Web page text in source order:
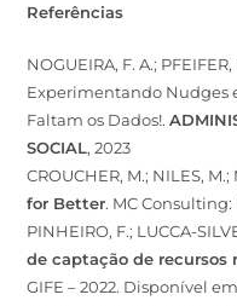
Referências
NOGUEIRA, F. A.; PFEIFER,
Experimentando Nudges
Faltam os Dados!.
SOCIAL, 2023
CROUCHER, M.; NILES,
for Better. MC Consulting:
PINHEIRO, F.; LUCCA-
de captação de recursos
GIFE – 2022. Disponível